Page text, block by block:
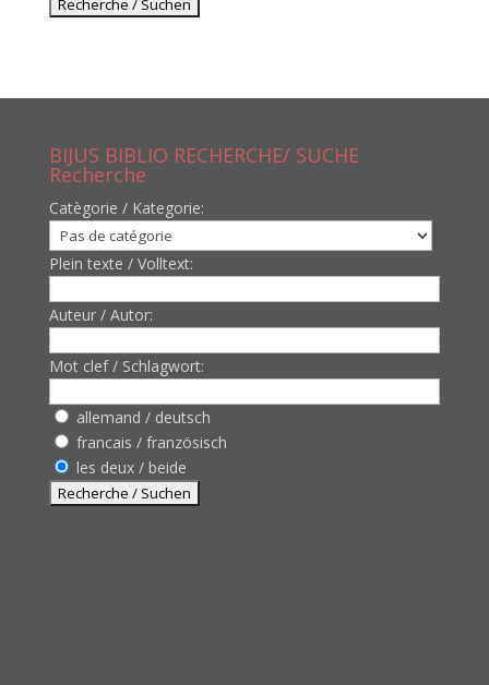
BIJUS BIBLIO RECHERCHE/ SUCHE
Recherche
Catègorie / Kategorie:
Plein texte / Volltext:
Auteur / Autor:
Mot clef / Schlagwort:
allemand / deutsch
francais / französisch
les deux / beide